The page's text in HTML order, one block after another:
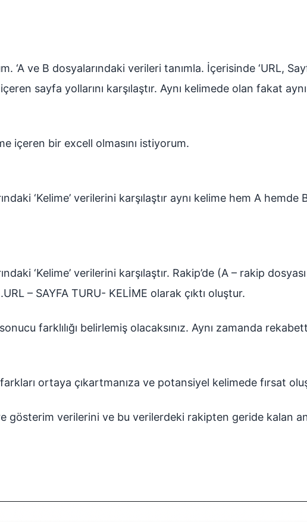
ve B dosyalarındaki verileri tanımla. İçerisinde ‘URL,
sayfa yollarını karşılaştır. Aynı kelimede olan fakat
içeren bir excell olmasını istiyorum.
‘Kelime’ verilerini karşılaştır aynı kelime hem A
‘Kelime’ verilerini karşılaştır. Rakip’de (A – rakip
– SAYFA TURU- KELİME olarak çıktı oluştur.
farklılığı belirlemiş olacaksınız. Aynı zamanda
ortaya çıkartmanıza ve potansiyel kelimede fırsat
gösterim verilerini ve bu verilerdeki rakipten geride kalan